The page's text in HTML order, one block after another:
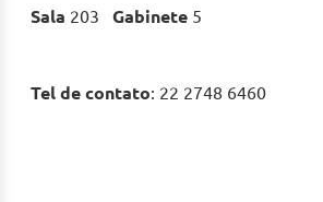
Sala 203 Gabinete 5
Tel de contato: 22 2748 6460